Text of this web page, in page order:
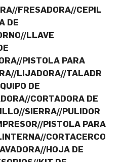
FRESADORA//CEPIL
DE
LLAVE
PISTOLA PARA
LIJADORA//TALADR
DE
CORTADORA DE
SIERRA//PULIDOR
PISTOLA PARA
CORTACERCO
HOJA DE